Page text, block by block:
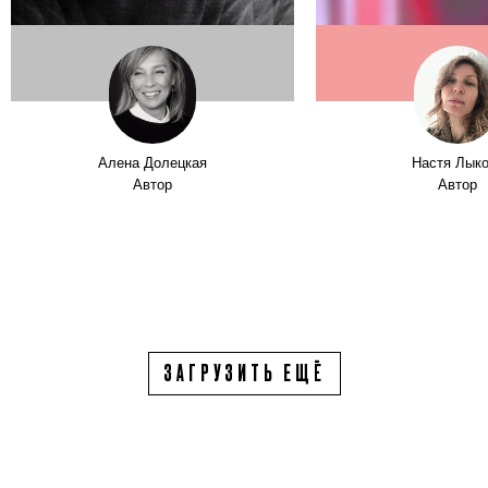
Алена Долецкая
Автор
Настя
Автор
ЗАГРУЗИТЬ ЕЩЁ